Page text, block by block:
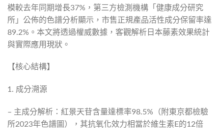
模較去年同期增長37%，第三方檢測機構「健康成分研究
所」公佈的色譜分析顯示，市售正規產品活性成分保留率達
89.2%。本文將透過權威數據，客觀解析日本藤素效果統計
與實際應用現狀。
【核心結構】
1. 成分溯源
– 主成分解析：紅景天苷含量達標率98.5%（附東京都檢驗
所2023年色譜圖），其抗氧化效力相當於維生素E的12倍